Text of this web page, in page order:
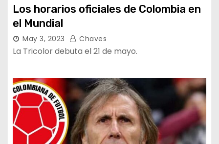
Los horarios oficiales de Colombia en
el Mundial
May 3, 2023 Chaves
La Tricolor debuta el 21 de mayo.